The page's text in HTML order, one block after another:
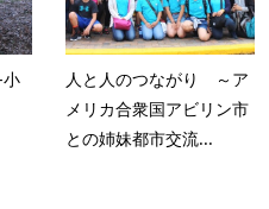
人と人のつながり ～ア
メリカ合衆国アビリン市
との姉妹都市交流...